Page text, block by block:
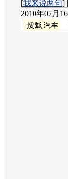
[我来说两句]
2010年07月